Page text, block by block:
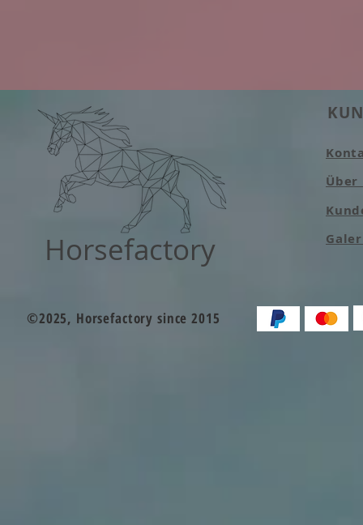
Horsefactory
Über
©2025, Horsefactory since 2015